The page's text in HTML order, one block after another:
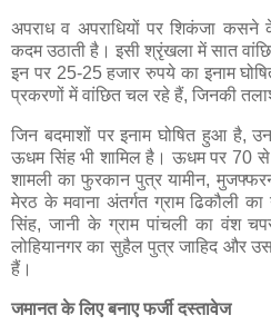
अपराध व अपराधियों पर शिकंजा
कदम उठाती है। इसी श्रृंखला में सात
इन पर 25-25 हजार रुपये का इनाम
प्रकरणों में वांछित चल रहे हैं, जिनकी
जिन बदमाशों पर इनाम घोषित हुआ है,
ऊधम सिंह भी शामिल है। ऊधम पर 70 से
शामली का फुरकान पुत्र यामीन,
मेरठ के मवाना अंतर्गत ग्राम ढिकौली
सिंह, जानी के ग्राम पांचली का वंश
लोहियानगर का सुहैल पुत्र जाहिद और
हैं।
जमानत के लिए बनाए फर्जी दस्तावेज